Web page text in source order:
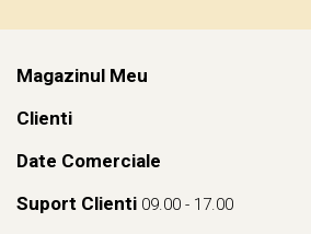
Magazinul Meu
Clienti
Date Comerciale
Suport Clienti 09.00 - 17.00